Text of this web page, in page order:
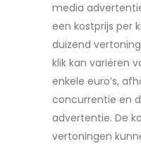
media
een kostprijs per
duizend
klik kan variëren
enkele euro’s,
concurrentie en
advertentie. De
vertoningen